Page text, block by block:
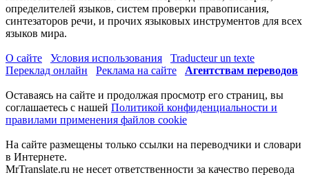
определителей языков, систем проверки правописания,
синтезаторов речи, и прочих языковых инструментов для всех
языков мира.
О сайте Условия использования
Traducteur un texte
Переклад онлайн
Реклама на сайте Агентствам переводов
Оставаясь на сайте и продолжая просмотр его страниц, вы
соглашаетесь с нашей Политикой конфиденциальности и
правилами применения файлов cookie
На сайте размещены только ссылки на переводчики и словари
в Интернете.
MrTranslate.ru не несет ответственности за качество перевода